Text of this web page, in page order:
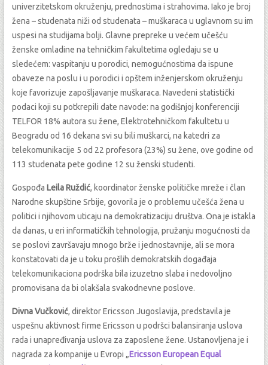
univerzitetskom okruženju, prednostima i strahovima. Iako je broj
žena – studenata niži od studenata – muškaraca u uglavnom su im
uspesi na studijama bolji. Glavne prepreke u većem učešću
ženske omladine na tehničkim fakultetima ogledaju se u
sledećem: vaspitanju u porodici, nemogućnostima da ispune
obaveze na poslu i u porodici i opštem inženjerskom okruženju
koje favorizuje zapošljavanje muškaraca. Navedeni statistički
podaci koji su potkrepili date navode: na godišnjoj konferenciji
TELFOR 18% autora su žene, Elektrotehničkom fakultetu u
Beogradu od 16 dekana svi su bili muškarci, na katedri za
telekomunikacije 5 od 22 profesora (23%) su žene, ove godine od
113 studenata pete godine 12 su ženski studenti.
Gospođa Leila Ruždić, koordinator ženske političke mreže i član
Narodne skupštine Srbije, govorila je o problemu učešća žena u
politici i njihovom uticaju na demokratizaciju društva. Ona je istakla
da danas, u eri informatičkih tehnologija, pružanju mogućnosti da
se poslovi završavaju mnogo brže i jednostavnije, ali se mora
konstatovati da je u toku prošlih demokratskih događaja
telekomunikaciona podrška bila izuzetno slaba i nedovoljno
promovisana da bi olakšala svakodnevne poslove.
Divna Vučković, direktor Ericsson Jugoslavija, predstavila je
uspešnu aktivnost firme Ericsson u podršci balansiranja uslova
rada i unapređivanja uslova za zaposlene žene. Ustanovljena je i
nagrada za kompanije u Evropi „Ericsson European Equal